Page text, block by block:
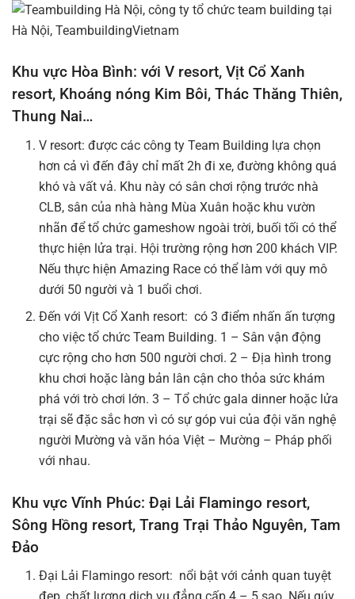
Khu vực Hòa Bình: với V resort, Vịt Cổ Xanh
resort, Khoáng nóng Kim Bôi, Thác Thăng Thiên,
Thung Nai…
V resort: được các công ty Team Building lựa chọn
hơn cả vì đến đây chỉ mất 2h đi xe, đường không quá
khó và vất vả. Khu này có sân chơi rộng trước nhà
CLB, sân của nhà hàng Mùa Xuân hoặc khu vườn
nhãn để tổ chức gameshow ngoài trời, buối tối có thể
thực hiện lửa trại. Hội trường rộng hơn 200 khách VIP.
Nếu thực hiện Amazing Race có thể làm với quy mô
dưới 50 người và 1 buổi chơi.
Đến với Vịt Cổ Xanh resort: có 3 điểm nhấn ấn tượng
cho việc tổ chức Team Building. 1 – Sân vận động
cực rộng cho hơn 500 người chơi. 2 – Địa hình trong
khu chơi hoặc làng bản lân cận cho thỏa sức khám
phá với trò chơi lớn. 3 – Tổ chức gala dinner hoặc lửa
trại sẽ đặc sắc hơn vì có sự góp vui của đội văn nghệ
người Mường và văn hóa Việt – Mường – Pháp phối
với nhau.
Khu vực Vĩnh Phúc: Đại Lải Flamingo resort,
Sông Hồng resort, Trang Trại Thảo Nguyên, Tam
Đảo
Đại Lải Flamingo resort: nổi bật với cảnh quan tuyệt